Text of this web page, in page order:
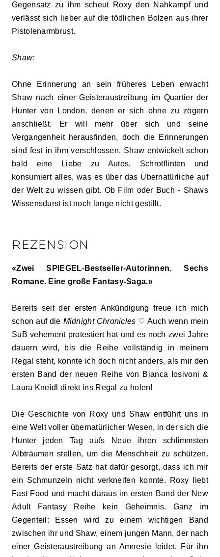
Gegensatz zu ihm scheut Roxy den Nahkampf und
verlässt sich lieber auf die tödlichen Bolzen aus ihrer
Pistolenarmbrust.
Shaw:
Ohne Erinnerung an sein früheres Leben erwacht
Shaw nach einer Geisteraustreibung im Quartier der
Hunter von London, denen er sich ohne zu zögern
anschließt. Er will mehr über sich und seine
Vergangenheit herausfinden, doch die Erinnerungen
sind fest in ihm verschlossen. Shaw entwickelt schon
bald eine Liebe zu Autos, Schrotflinten und
konsumiert alles, was es über das Übernatürliche auf
der Welt zu wissen gibt. Ob Film oder Buch - Shaws
Wissensdurst ist noch lange nicht gestillt.
REZENSION
«Zwei SPIEGEL-Bestseller-Autorinnen. Sechs
Romane. Eine große Fantasy-Saga.»
Bereits seit der ersten Ankündigung freue ich mich
schon auf die Midnight Chronicles ♡ Auch wenn mein
SuB vehement protestiert hat und es noch zwei Jahre
dauern wird, bis die Reihe vollständig in meinem
Regal steht, konnte ich doch nicht anders, als mir den
ersten Band der neuen Reihe von Bianca Iosivoni &
Laura Kneidl direkt ins Regal zu holen!
Die Geschichte von Roxy und Shaw entführt uns in
eine Welt voller übernatürlicher Wesen, in der sich die
Hunter jeden Tag aufs Neue ihren schlimmsten
Albträumen stellen, um die Menschheit zu schützen.
Bereits der erste Satz hat dafür gesorgt, dass ich mir
ein Schmunzeln nicht verkneifen konnte. Roxy liebt
Fast Food und macht daraus im ersten Band der New
Adult Fantasy Reihe kein Geheimnis. Ganz im
Gegenteil: Essen wird zu einem wichtigen Band
zwischen ihr und Shaw, einem jungen Mann, der nach
einer Geisteraustreibung an Amnesie leidet. Für ihn